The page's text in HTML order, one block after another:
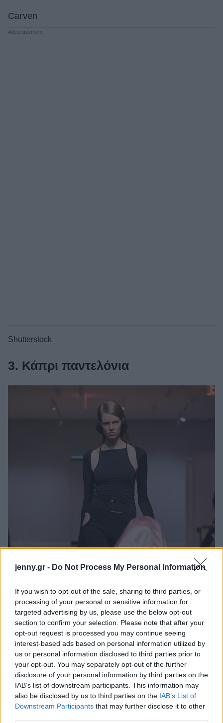
jenny.gr - Do Not Process My Personal Information
If you wish to opt-out of the sale, sharing to third parties, or
processing of your personal or sensitive information for
targeted advertising by us, please use the below opt-out
section to confirm your selection. Please note that after your
opt-out request is processed you may continue seeing
interest-based ads based on personal information utilized by
us or personal information disclosed to third parties prior to
your opt-out. You may separately opt-out of the further
disclosure of your personal information by third parties on the
IAB’s list of downstream participants. This information may
also be disclosed by us to third parties on the IAB’s List of
Downstream Participants that may further disclose it to other
Carven
Shutterstock
3. Κάπρι παντελόνια
Sandy Lang